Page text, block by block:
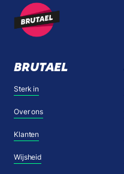
BRUTAEL
Sterk in
Over ons
Klanten
Wijsheid